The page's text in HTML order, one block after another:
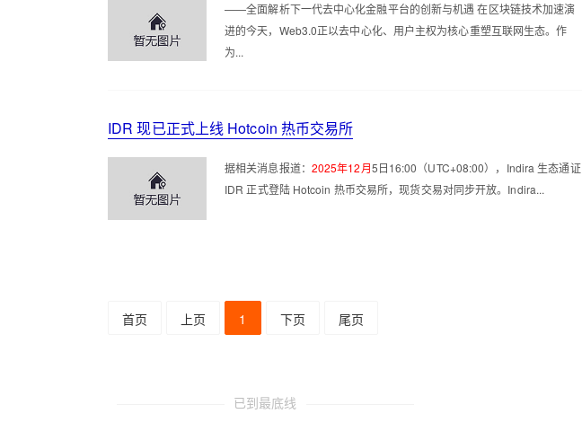
——全面解析下一代去中心化金融平台的创新与机遇 在区块链技术加速演
进的今天，Web3.0正以去中心化、用户主权为核心重塑互联网生态。作
为...
IDR 现已正式上线 Hotcoin 热币交易所
据相关消息报道： 2025年12月5日16:00（UTC+08:00），Indira 生态通证
IDR 正式登陆 Hotcoin 热币交易所，现货交易对同步开放。Indira...
首页 上页 1 下页 尾页
已到最底线